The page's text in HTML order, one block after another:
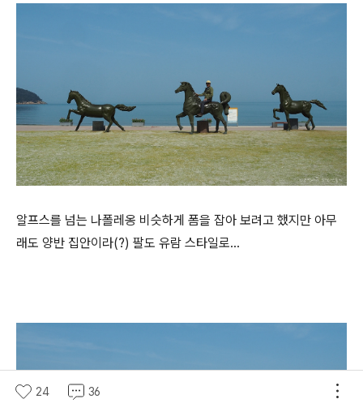
알프스를 넘는 나폴레옹 비슷하게 폼을 잡아 보려고 했지만 아무
래도 양반 집안이라(?) 팔도 유람 스타일로...
24 36